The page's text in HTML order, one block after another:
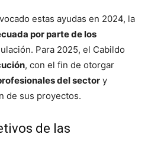
estas ayudas en 2024, la
por parte de los
Para 2025, el Cabildo
, con el fin de otorgar
del sector y
de sus proyectos.
de las